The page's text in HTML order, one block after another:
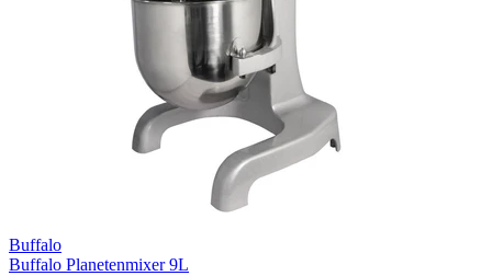
Buffalo
Buffalo Planetenmixer 9L